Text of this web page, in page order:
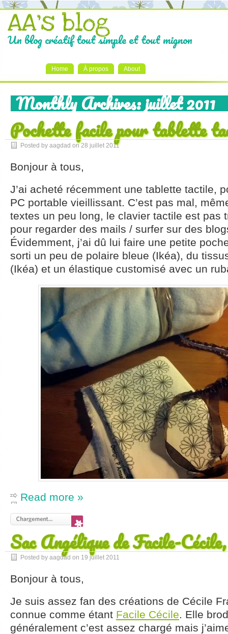
AA's blog
Un blog créatif tout simple et tout mignon
Home À propos About
Monthly Archives:juillet 2011
Pochette facile pour tablette
Posted by aagdad on28 juillet 2011
Bonjour à tous,
J’ai acheté récemment une tablette tactile,
PC portable vieillissant. C’est pas mal,
textes un peu long, le clavier tactile est pas
pour regarder des mails / surfer sur des
Évidemment, j’ai dû lui faire une petite
sorti un peu de polaire bleue (Ikéa), du
(Ikéa) et un élastique customisé avec un
Read more »
Sac Angélique de Facile-
Posted by aagdad on 19 juillet 2011
Bonjour à tous,
Je suis assez fan des créations de Cécile
connue comme étant Facile Cécile. Elle
généralement c’est assez chargé mais